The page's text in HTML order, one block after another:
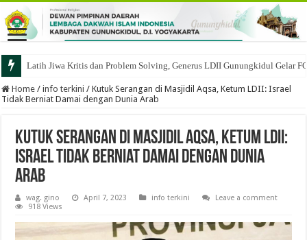
Latih Jiwa Kritis dan Problem Solving, Generus LDII Gunungkidul Gelar
Home / info terkini / Kutuk Serangan di Masjidil Aqsa, Ketum LDII: Israel
Tidak Berniat Damai dengan Dunia Arab
Kutuk Serangan di Masjidil Aqsa, Ketum LDII:
Israel Tidak Berniat Damai dengan Dunia
Arab
wag. gino April 7, 2023 info terkini
Leave a comment
918 Views